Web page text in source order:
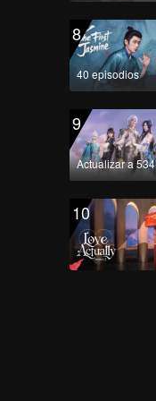
8
40 episodios
9
Actualizar a 534
10